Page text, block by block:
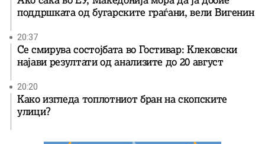
поддршката од бугарските граѓани, вели Вигенин
20:37
Се смирува состојбата во Гостивар: Клековски
најави резултати од анализите до 20 август
20:20
Како изгледа топлотниот бран на скопските
улици?